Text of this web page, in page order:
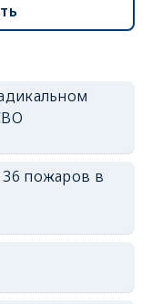
пожаров в